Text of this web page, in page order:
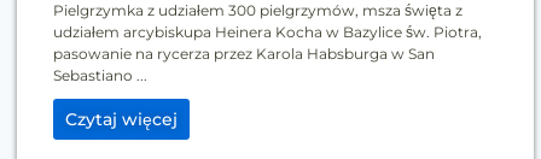
Pielgrzymka z udziałem 300 pielgrzymów, msza święta z
udziałem arcybiskupa Heinera Kocha w Bazylice św. Piotra,
pasowanie na rycerza przez Karola Habsburga w San
Sebastiano ...
Czytaj więcej